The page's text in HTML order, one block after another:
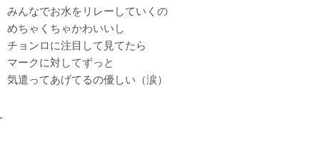
みんなでお水をリレーしていくの
めちゃくちゃかわいいし
チョンロに注目して見てたら
マークに対してずっと
気遣ってあげてるの優しい（涙）